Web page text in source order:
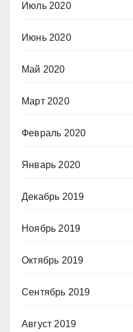
Июль 2020
Июнь 2020
Май 2020
Март 2020
Февраль 2020
Январь 2020
Декабрь 2019
Ноябрь 2019
Октябрь 2019
Сентябрь 2019
Август 2019